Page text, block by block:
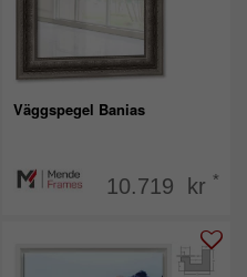
Väggspegel Banias
10.719 kr *